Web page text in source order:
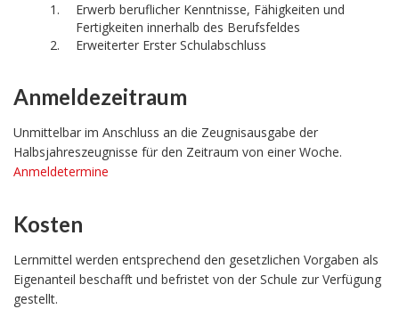
Erwerb beruflicher Kenntnisse, Fähigkeiten und
Fertigkeiten innerhalb des Berufsfeldes
Erweiterter Erster Schulabschluss
Anmeldezeitraum
Unmittelbar im Anschluss an die Zeugnisausgabe der
Halbsjahreszeugnisse für den Zeitraum von einer Woche.
Anmeldetermine
Kosten
Lernmittel werden entsprechend den gesetzlichen Vorgaben als
Eigenanteil beschafft und befristet von der Schule zur Verfügung
gestellt.